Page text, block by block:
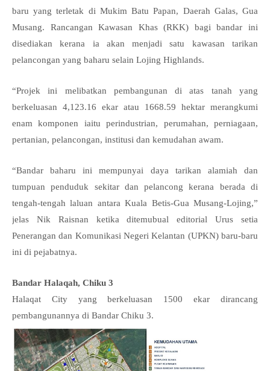
baru yang terletak di Mukim Batu Papan, Daerah Galas, Gua
Musang. Rancangan Kawasan Khas (RKK) bagi bandar ini
disediakan kerana ia akan menjadi satu kawasan tarikan
pelancongan yang baharu selain Lojing Highlands.
“Projek ini melibatkan pembangunan di atas tanah yang
berkeluasan 4,123.16 ekar atau 1668.59 hektar merangkumi
enam komponen iaitu perindustrian, perumahan, perniagaan,
pertanian, pelancongan, institusi dan kemudahan awam.
“Bandar baharu ini mempunyai daya tarikan alamiah dan
tumpuan penduduk sekitar dan pelancong kerana berada di
tengah-tengah laluan antara Kuala Betis-Gua Musang-Lojing,”
jelas Nik Raisnan ketika ditemubual editorial Urus setia
Penerangan dan Komunikasi Negeri Kelantan (UPKN) baru-baru
ini di pejabatnya.
Bandar Halaqah, Chiku 3
Halaqat City yang berkeluasan 1500 ekar dirancang
pembangunannya di Bandar Chiku 3.